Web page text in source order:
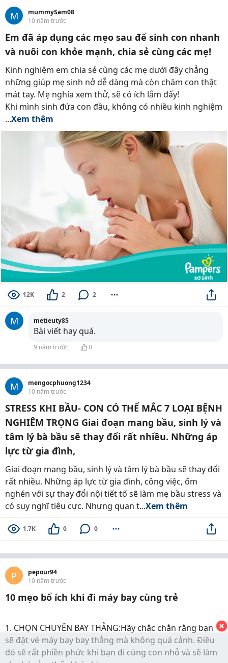
M
mummySam08
10 năm trước
Em đã áp dụng các mẹo sau để sinh con nhanh
và nuôi con khỏe mạnh, chia sẻ cùng các mẹ!
Kinh nghiệm em chia sẻ cùng các mẹ dưới đây chẳng
những giúp mẹ sinh nở dễ dàng mà còn chăm con thật
mát tay. Mẹ nghía xem thử, sẽ có ích lắm đấy!
Khi mình sinh đứa con đầu, không có nhiều kinh nghiệm
...Xem thêm
12K 2 2
M metieuty85
Bài viết hay quá.
9 năm trước 0
M
mengocphuong1234
10 năm trước
STRESS KHI BẦU- CON CÓ THỂ MẮC 7 LOẠI BỆNH
NGHIÊM TRỌNG Giai đoạn mang bầu, sinh lý và
tâm lý bà bầu sẽ thay đổi rất nhiều. Những áp
lực từ gia đình,
Giai đoạn mang bầu, sinh lý và tâm lý bà bầu sẽ thay đổi
rất nhiều. Những áp lực từ gia đình, công việc, ốm
nghén với sự thay đổi nội tiết tố sẽ làm mẹ bầu stress và
có suy nghĩ tiêu cực. Nhưng quan t...Xem thêm
1.7K 0 0
P
pepour94
10 năm trước
10 mẹo bổ ích khi đi máy bay cùng trẻ
1. CHỌN CHUYẾN BAY THẲNG:Hãy chắc chắn rằng bạn
sẽ đặt vé máy bay bay thẳng mà không quá cảnh. Điều
đó sẽ rất phiền phức khi bạn đi cùng con nhỏ và sẽ làm